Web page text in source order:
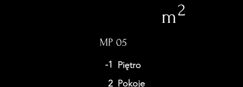
m2
MP 05
-1
Piętro
2 Pokoje